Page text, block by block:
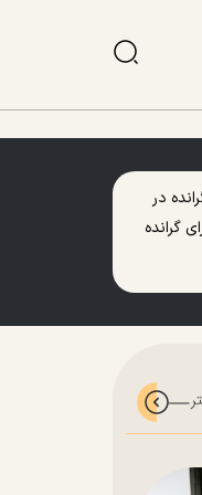
در
گرانده